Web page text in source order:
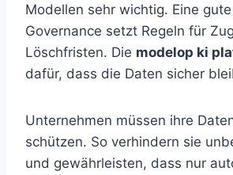
Modellen sehr wichtig. Eine
Governance setzt Regeln für
Löschfristen. Die modelop ki
dafür, dass die Daten sicher
Unternehmen müssen ihre
schützen. So verhindern sie
und gewährleisten, dass nur